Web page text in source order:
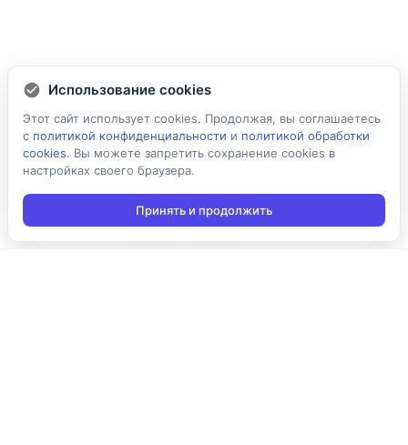
Использование cookies
Этот сайт использует cookies. Продолжая, вы соглашаетесь
с политикой конфиденциальности и политикой обработки
cookies. Вы можете запретить сохранение cookies в
настройках своего браузера.
Принять и продолжить